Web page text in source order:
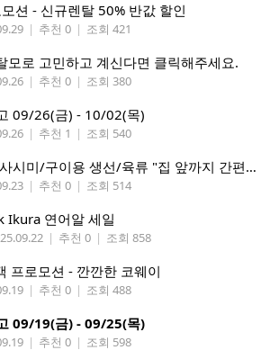
션 - 신규렌탈 50% 반값 할인
| 추천 0 | 조회 421
모로 고민하고 계신다면 클릭해주세요.
| 추천 0 | 조회 380
09/26(금) - 10/02(목)
| 추천 1 | 조회 540
시애틀 프리미엄 사시미/구이용 생선/육류 "집 앞까지 간편하게" – 영오션샵닷컴
| 추천 0 | 조회 514
Ikura 연어알 세일
| 추천 0 | 조회 858
프로모션 - 깐깐한 코웨이
| 추천 0 | 조회 488
09/19(금) - 09/25(목)
| 추천 0 | 조회 598